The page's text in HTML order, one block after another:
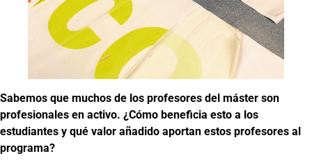
Sabemos que muchos de los profesores del máster son
profesionales en activo. ¿Cómo beneficia esto a los
estudiantes y qué valor añadido aportan estos profesores al
programa?